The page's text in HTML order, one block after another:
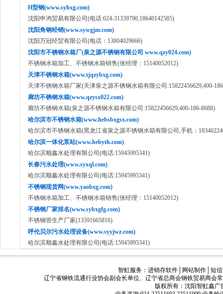
H型钢(www.syhxg.com)
沈阳申鸿贸易有限公司(电话:024-31339790,18640142585)
沈阳角钢经销(www.sywgjm.com)
沈阳万冠经贸有限公司(电话：13804029666)
沈阳市不锈钢水箱厂(泉之源不锈钢有限公司 www.qzy024.com)
不锈钢水箱加工、不锈钢水箱销售(张经理：15140052012)
天津不锈钢水箱(www.tjqzybxg.com)
天津不锈钢水箱厂家(天津泉之源不锈钢水箱有限公司:15822456629,400-
廊坊不锈钢水箱(www.qzysx022.com)
廊坊不锈钢水箱(泉之源不锈钢水箱有限公司:15822456629,400-186-8688)
哈尔滨市不锈钢水箱(www.hebsbxgsx.com)
哈尔滨市不锈钢水箱(黑龙江省泉之源不锈钢水箱有限公司,手机：
哈尔滨一体化泵站(www.hebyth.com)
哈尔滨顺鑫水处理有限公司(电话:15945995341)
长春污水处理(www.syxql.com)
哈尔滨顺鑫水处理有限公司(电话:15945995341)
不锈钢现货网(www.yaobxg.com)
不锈钢水箱加工、不锈钢水箱销售(张经理：15140052012)
不锈钢厂家排名(www.sybxgfg.com)
不锈钢管生产厂家(13591665816)
呼伦贝尔污水处理设备(www.syyjwz.com)
哈尔滨顺鑫水处理有限公司(电话:15945995341)
智虹服务：进销存软件 网站制作 │短
辽宁省钢铁流通行业协会副会长单位、辽宁省总商会钢铁贸易商会
版权所有：沈阳智虹鑫广